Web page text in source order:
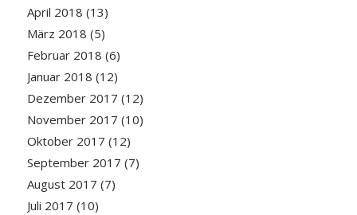
April 2018 (13)
März 2018 (5)
Februar 2018 (6)
Januar 2018 (12)
Dezember 2017 (12)
November 2017 (10)
Oktober 2017 (12)
September 2017 (7)
August 2017 (7)
Juli 2017 (10)